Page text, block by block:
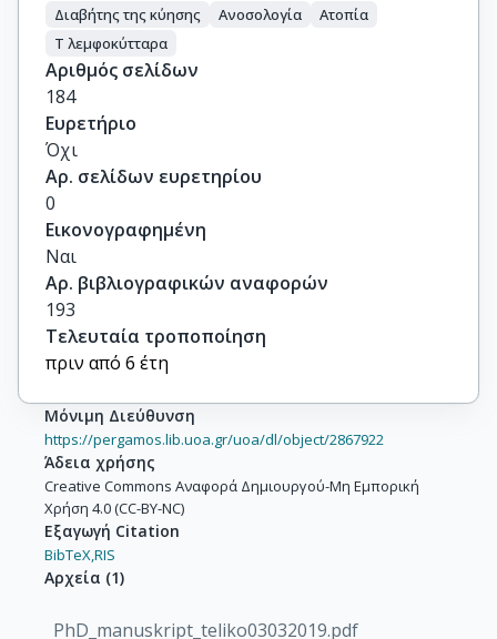
Διαβήτης της κύησης Ανοσολογία
Ατοπία
Τ λεμφοκύτταρα
Αριθμός σελίδων
184
Ευρετήριο
Όχι
Αρ. σελίδων ευρετηρίου
0
Εικονογραφημένη
Ναι
Αρ. βιβλιογραφικών αναφορών
193
Τελευταία τροποποίηση
πριν από 6 έτη
Μόνιμη Διεύθυνση
https://pergamos.lib.uoa.gr/uoa/dl/object/2867922
Άδεια χρήσης
Creative Commons Αναφορά Δημιουργού-Μη Εμπορική
Χρήση 4.0 (CC-BY-NC)
Εξαγωγή Citation
BibTeX,RIS
Αρχεία (1)
PhD_manuskript_teliko03032019.pdf